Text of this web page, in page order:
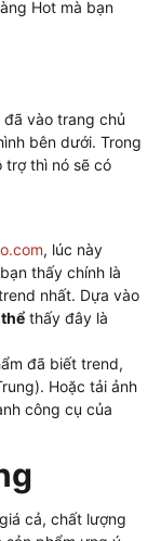
Hot mà bạn
vào trang chủ
bên dưới. Trong
thì nó sẽ có
, lúc này
thấy chính là
nhất. Dựa vào
thấy đây là
đã biết trend,
Hoặc tải ảnh
công cụ của
cả, chất lượng